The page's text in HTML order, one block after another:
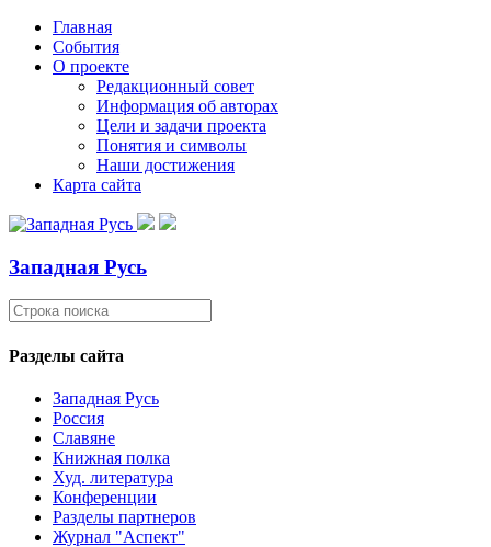
Главная
События
О проекте
Редакционный совет
Информация об авторах
Цели и задачи проекта
Понятия и символы
Наши достижения
Карта сайта
Западная Русь
Разделы сайта
Западная Русь
Россия
Славяне
Книжная полка
Худ. литература
Конференции
Разделы партнеров
Журнал "Аспект"